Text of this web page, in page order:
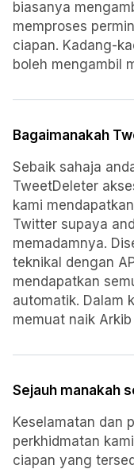
biasanya
memproses
ciapan. Kadang-
boleh mengambil
Bagaimanakah
Sebaik sahaja
TweetDeleter
kami
Twitter supaya
memadamnya.
teknikal dengan
mendapatkan
automatik. Dalam
memuat naik
Sejauh manakah
Keselamatan dan
perkhidmatan
ciapan yang